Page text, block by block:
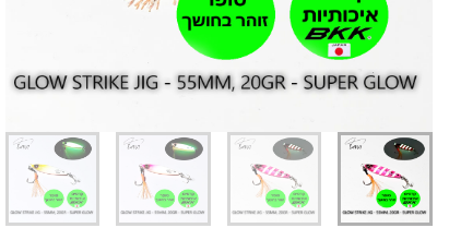
דיג – מאמרים בנושא דיג
החנות שלי – ציוד מומלץ שווה להכנס!
סל קניות